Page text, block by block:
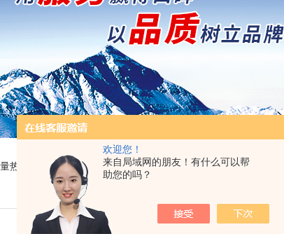
欢迎您！
来自局域网的朋友！有什么可以帮
助您的吗？
热仪OmniCal绝热量热分析仪
绝热加速量热